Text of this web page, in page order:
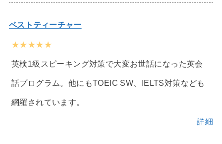
ベストティーチャー
★★★★★
英検1級スピーキング対策で大変お世話になった英会
話プログラム。他にもTOEIC SW、IELTS対策なども
網羅されています。
詳細